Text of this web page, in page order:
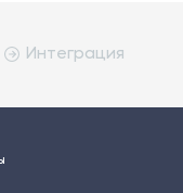
Интеграция